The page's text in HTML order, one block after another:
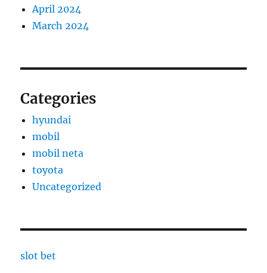
April 2024
March 2024
Categories
hyundai
mobil
mobil neta
toyota
Uncategorized
slot bet